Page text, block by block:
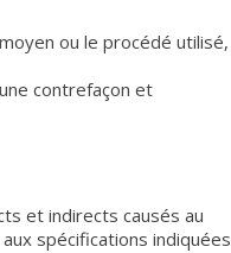
ou le procédé utilisé,
contrefaçon et
et indirects causés au
spécifications indiquées